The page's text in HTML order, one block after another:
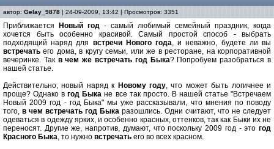
автор: Gelay_9878 | 24-09-2009, 13:42 | Просмотров: 3351
Приближается Новый год - самый любимый семейный праздник, когда
хочется быть особенно красивой. Самый простой способ - выбрать
подходящий наряд для встречи Нового года, и неважно, будете ли вы
встречатьего дома, в кругу семьи, или же в ресторане, на корпоративной
вечеринке. Так в чем же встречать год Быка? Попробуем разобраться в
нашей статье.
Действительно, новый наряд к Новому году, что может быть логичнее и
проще? Однако вгод Быка не все так просто. В нашей статье "Встречаем
Новый 2009 год - год Быка" мы уже рассказывали, что мнения по поводу
того, в чем встречать год Быка разошлись. Одни считают, что не следует
одеваться в одежду ярких, и особенно красных, оттенков, так как Быки их не
переносят. Другие же, напротив, думают, что поскольку 2009 год - это год
Красного Быка, то нужно встречать его во всех красном.